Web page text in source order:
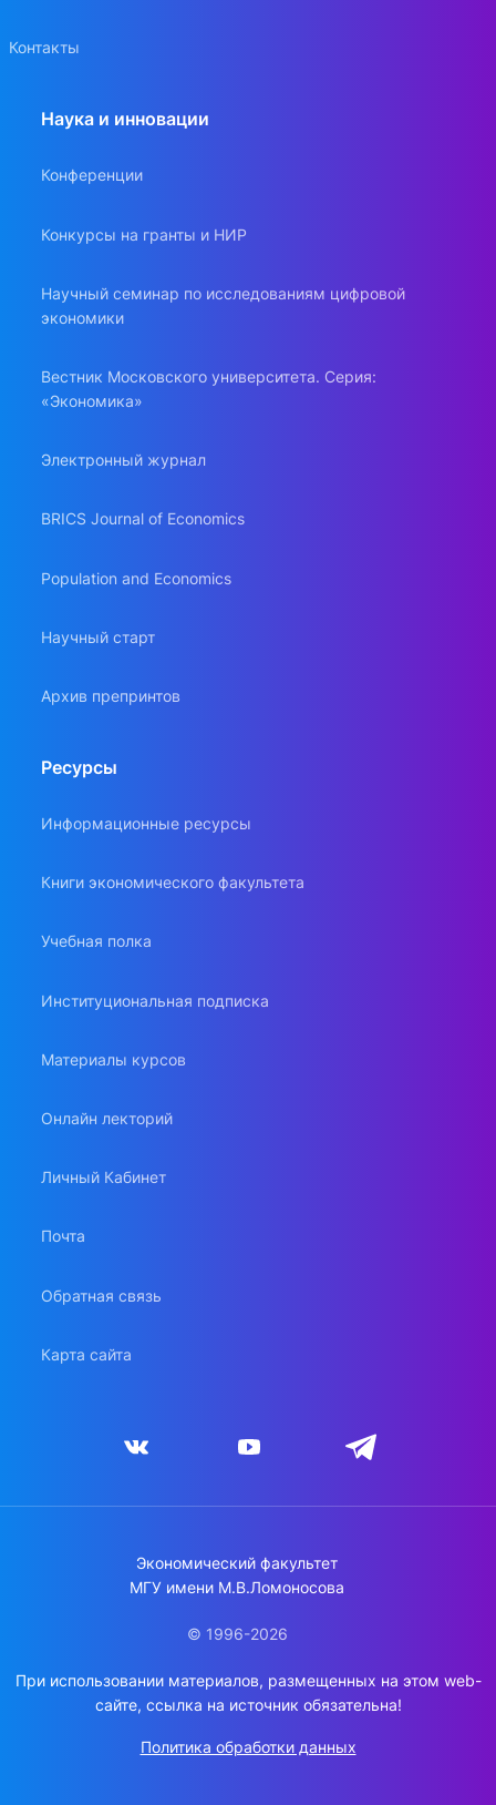
Контакты
Наука и инновации
Конференции
Конкурсы на гранты и НИР
Научный семинар по исследованиям цифровой
экономики
Вестник Московского университета. Серия:
«Экономика»
Электронный журнал
BRICS Journal of Economics
Population and Economics
Научный старт
Архив препринтов
Ресурсы
Информационные ресурсы
Книги экономического факультета
Учебная полка
Институциональная подписка
Материалы курсов
Онлайн лекторий
Личный Кабинет
Почта
Обратная связь
Карта сайта
Экономический факультет
МГУ имени М.В.Ломоносова
© 1996-2026
При использовании материалов, размещенных на этом web-
сайте, ссылка на источник обязательна!
Политика обработки данных